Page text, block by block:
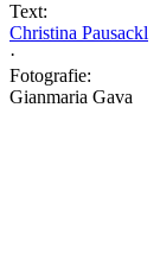
Text:
Christina Pausackl
·
Fotografie:
Gianmaria Gava